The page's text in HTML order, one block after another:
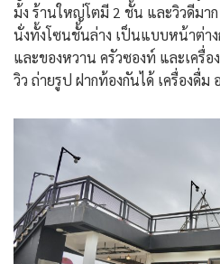
ม้ง ร้านใหญ่โตมี 2 ชั้น และวิวดีมา
นั่งทั้งโซนชั้นล่าง เป็นแบบหน้าต่าง
และของหวาน ครัวซองท์ และเครื่
วิว ถ่ายรูป ฝากท้องกันได้ เครื่องดื่ม